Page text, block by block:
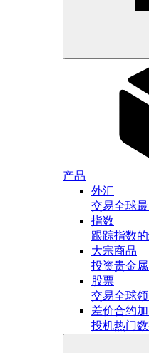
产品
外汇
交易全球最
指数
跟踪指数的
大宗商品
投资贵金
股票
交易全球领
差价合约
投机热门数